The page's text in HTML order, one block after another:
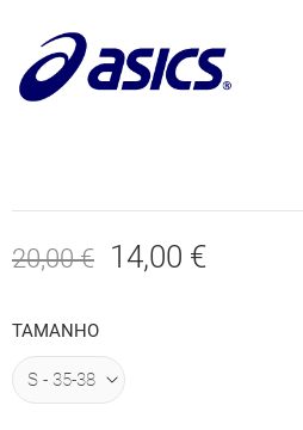
20,00 € 14,00 €
TAMANHO